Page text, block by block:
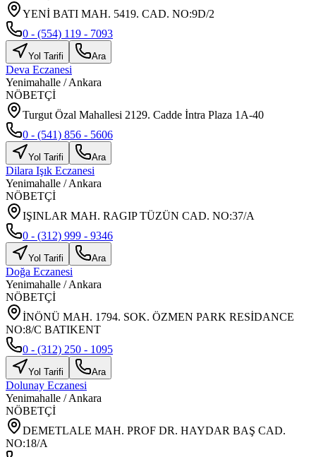
YENİ BATI MAH. 5419. CAD. NO:9D/2
0 - (554) 119 - 7093
Yol Tarifi Ara
Deva Eczanesi
Yenimahalle /Ankara
NÖBETÇİ
Turgut Özal Mahallesi 2129. Cadde İntra Plaza 1A-40
0 - (541) 856 - 5606
Yol Tarifi Ara
Dilara Işık Eczanesi
Yenimahalle /Ankara
NÖBETÇİ
IŞINLAR MAH. RAGIP TÜZÜN CAD. NO:37/A
0 - (312) 999 - 9346
Yol Tarifi Ara
Doğa Eczanesi
Yenimahalle /Ankara
NÖBETÇİ
İNÖNÜ MAH. 1794. SOK. ÖZMEN PARK RESİDANCE
NO:8/C BATIKENT
0 - (312) 250 - 1095
Yol Tarifi Ara
Dolunay Eczanesi
Yenimahalle /Ankara
NÖBETÇİ
DEMETLALE MAH. PROF DR. HAYDAR BAŞ CAD.
NO:18/A